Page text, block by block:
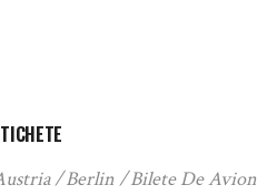
Berlin Bilete De Avion